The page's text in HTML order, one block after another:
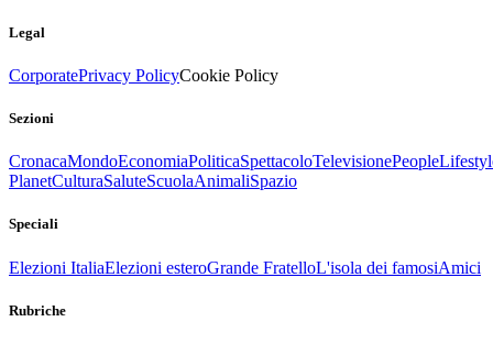
Legal
CorporatePrivacy PolicyCookie Policy
Sezioni
CronacaMondoEconomiaPoliticaSpettacoloTelevisionePeople
PlanetCulturaSaluteScuolaAnimaliSpazio
Speciali
Elezioni ItaliaElezioni esteroGrande FratelloL'isola dei famosiAmici
Rubriche